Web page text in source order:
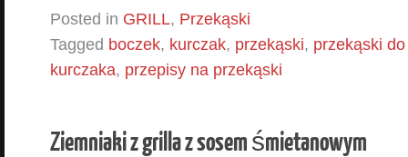
Posted in GRILL, Przekąski
Tagged boczek, kurczak, przekąski, przekąski
kurczaka, przepisy na przekąski
Ziemniaki z grilla z sosem śmietanowym